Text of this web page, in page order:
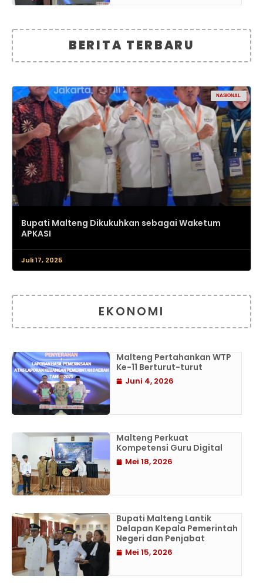
BERITA TERBARU
NASIONAL
Bupati Malteng Dikukuhkan sebagai Waketum
APKASI
Juli 17, 2025
EKONOMI
Malteng Pertahankan WTP
Ke-11 Berturut-turut
Juni 4, 2026
Malteng Perkuat
Kompetensi Guru Digital
Mei 18, 2026
Bupati Malteng Lantik
Delapan Kepala Pemerintah
Negeri dan Penjabat
Mei 15, 2026